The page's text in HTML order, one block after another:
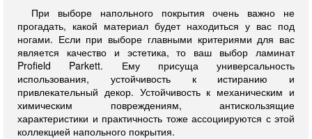
При выборе напольного покрытия очень важно не
прогадать, какой материал будет находиться у вас под
ногами. Если при выборе главными критериями для вас
является качество и эстетика, то ваш выбор ламинат
Profield Parkett. Ему присуща универсальность
использования, устойчивость к истиранию и
привлекательный декор. Устойчивость к механическим и
химическим повреждениям, антискользящие
характеристики и практичность тоже ассоциируются с этой
коллекцией напольного покрытия.